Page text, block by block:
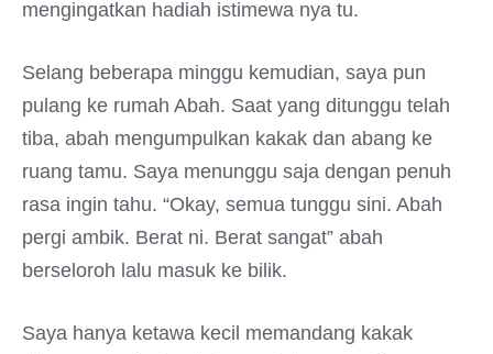
mengingatkan hadiah istimewa nya tu.
Selang beberapa minggu kemudian, saya pun
pulang ke rumah Abah. Saat yang ditunggu telah
tiba, abah mengumpulkan kakak dan abang ke
ruang tamu. Saya menunggu saja dengan penuh
rasa ingin tahu. “Okay, semua tunggu sini. Abah
pergi ambik. Berat ni. Berat sangat” abah
berseloroh lalu masuk ke bilik.
Saya hanya ketawa kecil memandang kakak